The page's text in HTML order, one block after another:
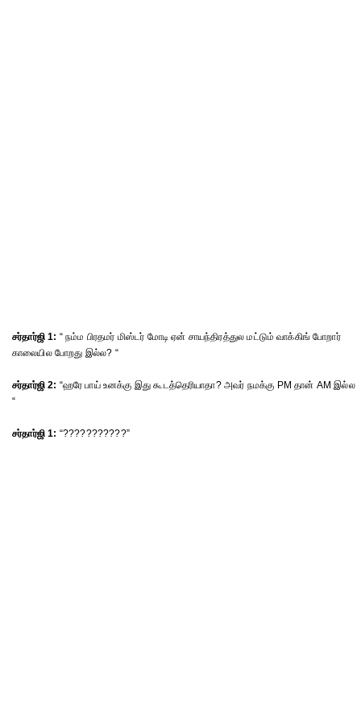
சர்தார்ஜி 1: “ நம்ம பிரதமர் மிஸ்டர் மோடி ஏன் சாயந்திரத்துல மட்டும் வாக்கிங் போறார்
காலையில போறது இல்ல? “
சர்தார்ஜி 2: “ஹரே பாய் உனக்கு இது கூடத்தெரியாதா? அவர் நமக்கு PM தான் AM இல்ல
“
சர்தார்ஜி 1: “???????????”